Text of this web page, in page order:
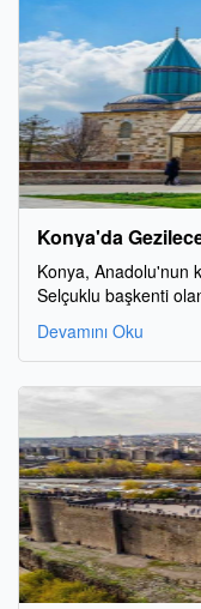
Konya'da
Konya, Anadolu'nun
Selçuklu başkenti
Devamını Oku